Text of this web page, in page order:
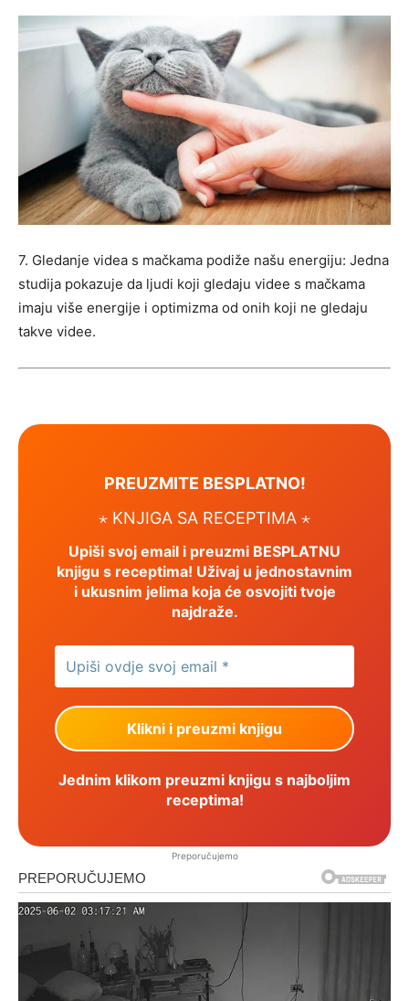
7. Gledanje videa s mačkama podiže našu energiju: Jedna
studija pokazuje da ljudi koji gledaju videe s mačkama
imaju više energije i optimizma od onih koji ne gledaju
takve videe.
PREUZMITE BESPLATNO!
⋆ KNJIGA SA RECEPTIMA ⋆
Upiši svoj email i preuzmi BESPLATNU
knjigu s receptima! Uživaj u jednostavnim
i ukusnim jelima koja će osvojiti tvoje
najdraže.
Jednim klikom preuzmi knjigu s najboljim
receptima!
Preporučujemo